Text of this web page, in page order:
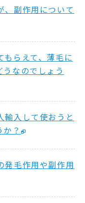
、副作用について
もらえて、薄毛に
なのでしょう
輸入して使おうと
？
発毛作用や副作用